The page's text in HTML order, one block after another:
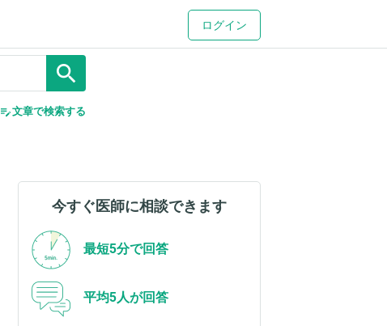
ログイン
search
edit_note文章で検索する
今すぐ医師に相談できます
最短5分で回答
平均5人が回答